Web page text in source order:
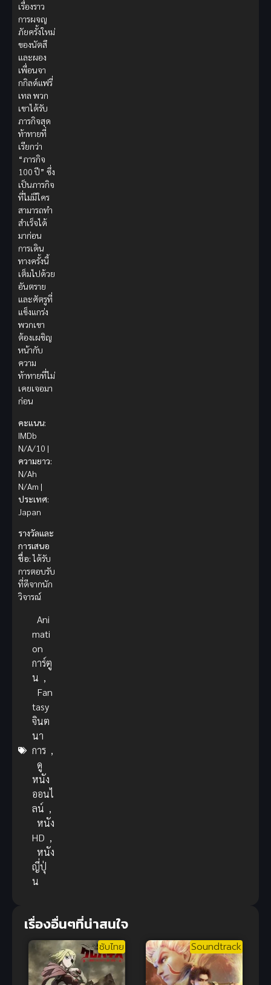
เรื่องราว
การผจญ
ภัยครั้งใหม่
ของนัตสึ
และผอง
เพื่อนจา
กกิลด์แฟรี่
เทล พวก
เขาได้รับ
ภารกิจสุด
ท้าทายที่
เรียกว่า
“ภารกิจ
100 ปี” ซึ่ง
เป็นภารกิจ
ที่ไม่มีใคร
สามารถทำ
สำเร็จได้
มาก่อน
การเดิน
ทางครั้งนี้
เต็มไปด้วย
อันตราย
และศัตรูที่
แข็งแกร่ง
พวกเขา
ต้องเผชิญ
หน้ากับ
ความ
ท้าทายที่ไม่
เคยเจอมา
ก่อน
คะแนน:
IMDb
N/A/10 |
ความยาว:
N/Ah
N/Am |
ประเทศ:
Japan
รางวัลและ
การเสนอ
ชื่อ:ได้รับ
การตอบรับ
ที่ดีจากนัก
วิจารณ์
Ani
mati
on
การ์ตู
น ,
Fan
tasy
จินต
นา
การ ,
ดู
หนัง
ออนไ
ลน์ ,
หนัง
HD ,
หนัง
ญี่ปุ่
น
เรื่องอื่นๆที่น่าสนใจ
ซับไทย Soundtrack